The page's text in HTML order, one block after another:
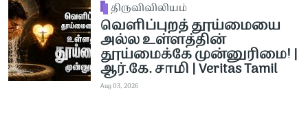
திருவிவிலியம்
வெளிப்புறத் தூய்மையை
அல்ல உள்ளத்தின்
தூய்மைக்கே முன்னுரிமை! |
ஆர்.கே. சாமி | Veritas Tamil
Aug 03, 2026